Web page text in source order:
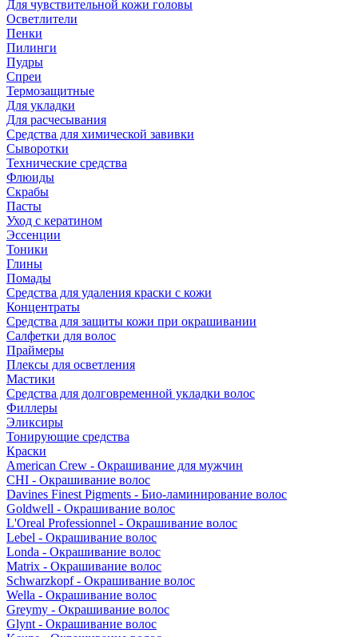
Для чувствительной кожи головы
Осветлители
Пенки
Пилинги
Пудры
Спреи
Термозащитные
Для укладки
Для расчесывания
Средства для химической завивки
Сыворотки
Технические средства
Флюиды
Скрабы
Пасты
Уход с кератином
Эссенции
Тоники
Глины
Помады
Средства для удаления краски с кожи
Концентраты
Средства для защиты кожи при окрашивании
Салфетки для волос
Праймеры
Плексы для осветления
Мастики
Средства для долговременной укладки волос
Филлеры
Эликсиры
Тонирующие средства
Краски
American Crew - Окрашивание для мужчин
CHI - Окрашивание волос
Davines Finest Pigments - Био-ламинирование волос
Goldwell - Окрашивание волос
L'Oreal Professionnel - Окрашивание волос
Lebel - Окрашивание волос
Londa - Окрашивание волос
Matrix - Окрашивание волос
Schwarzkopf - Окрашивание волос
Wella - Окрашивание волос
Greymy - Окрашивание волос
Glynt - Окрашивание волос